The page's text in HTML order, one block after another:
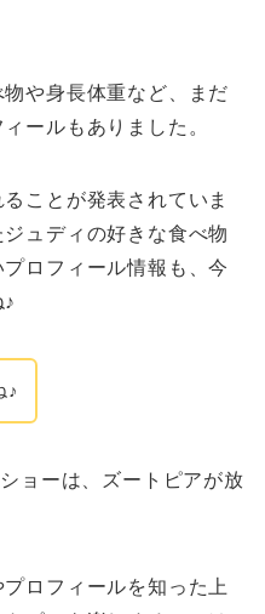
や身長体重など、まだ
ールもありました。
ことが発表されていま
ュディの好きな食べ物
ロフィール情報も、今
♪
ョーは、ズートピアが放
ロフィールを知った上